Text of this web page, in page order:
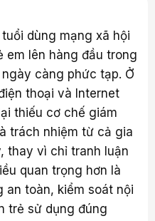
dùng mạng xã hội
em lên hàng đầu trong
càng phức tạp. Ở
thoại và Internet
thiếu cơ chế giám
trách nhiệm từ cả gia
thay vì chỉ tranh luận
quan trọng hơn là
toàn, kiểm soát nội
trẻ sử dụng đúng